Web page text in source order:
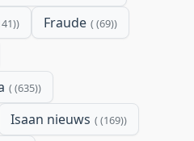
Fraude (69)
(635)
Isaan nieuws (169)